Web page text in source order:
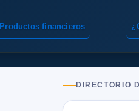
Productos financieros
DIRECTORIO